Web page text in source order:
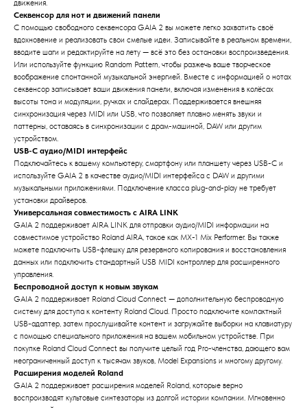
движения.
Секвенсор для нот и движений панели
С помощью свободного секвенсора GAIA 2 вы можете легко захватить своё
вдохновение и реализовать свои смелые идеи. Записывайте в реальном времени,
вводите шаги и редактируйте на лету — всё это без остановки воспроизведения.
Или используйте функцию Random Pattern, чтобы разжечь ваше творческое
воображение спонтанной музыкальной энергией. Вместе с информацией о нотах
секвенсор записывает ваши движения панели, включая изменения в колёсах
высоты тона и модуляции, ручках и слайдерах. Поддерживается внешняя
синхронизация через MIDI или USB, что позволяет плавно менять звуки и
паттерны, оставаясь в синхронизации с драм-машиной, DAW или другим
устройством.
USB-C аудио/MIDI интерфейс
Подключайтесь к вашему компьютеру, смартфону или планшету через USB-C и
используйте GAIA 2 в качестве аудио/MIDI интерфейса с DAW и другими
музыкальными приложениями. Подключение класса plug-and-play не требует
установки драйверов.
Универсальная совместимость с AIRA LINK
GAIA 2 поддерживает AIRA LINK для отправки аудио/MIDI информации на
совместимое устройство Roland AIRA, такое как MX-1 Mix Performer. Вы также
можете подключить USB-флешку для резервного копирования и восстановления
данных или подключить стандартный USB MIDI контроллер для расширенного
управления.
Беспроводной доступ к новым звукам
GAIA 2 поддерживает Roland Cloud Connect — дополнительную беспроводную
систему для доступа к контенту Roland Cloud. Просто подключите компактный
USB-адаптер, затем прослушивайте контент и загружайте выборки на клавиатуру
с помощью специального приложения на вашем мобильном устройстве. При
покупке Roland Cloud Connect вы получите целый год Pro-членства, дающего вам
неограниченный доступ к тысячам звуков, Model Expansions и многому другому.
Расширения моделей Roland
GAIA 2 поддерживает расширения моделей Roland, которые верно
воспроизводят культовые синтезаторы из долгой истории компании. Мгновенно